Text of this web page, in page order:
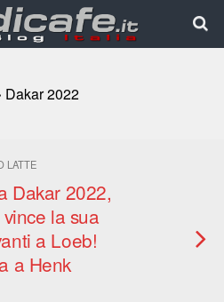
Dakar 2022
LATTE
Dakar 2022,
la sua
a Loeb!
a Henk